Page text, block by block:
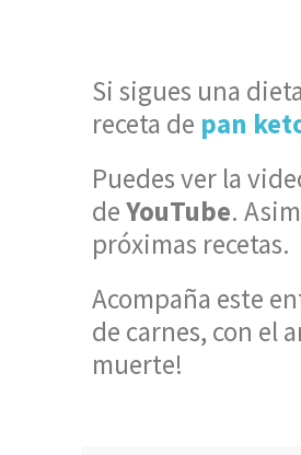
Si sigues una
receta de pan
Puedes ver la
deYouTube.
próximas recetas.
Acompaña este
de carnes, con el
muerte!